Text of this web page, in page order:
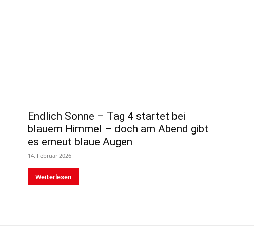
Endlich Sonne – Tag 4 startet bei
blauem Himmel – doch am Abend gibt
es erneut blaue Augen
14. Februar 2026
Weiterlesen